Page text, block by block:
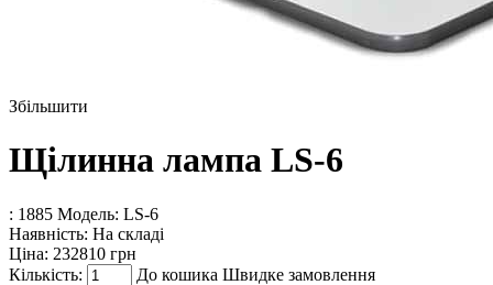
Збільшити
Щілинна лампа LS-6
: 1885 Модель: LS-6
Наявність: На складі
Ціна: 232810 грн
Кількість:
До кошика Швидке замовлення